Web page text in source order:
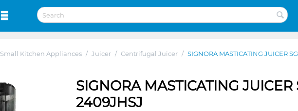
Small Kitchen Appliances / Juicer / Centrifugal Juicer / SIGNORA MASTICATING JUICER
SIGNORA MASTICATING JUICER
2409JHSJ